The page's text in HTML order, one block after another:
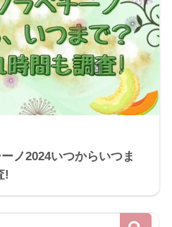
ノ2024いつからいつま
!